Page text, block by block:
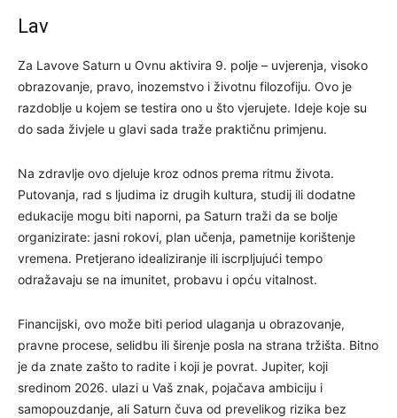
Lav
Za Lavove Saturn u Ovnu aktivira 9. polje – uvjerenja, visoko
obrazovanje, pravo, inozemstvo i životnu filozofiju. Ovo je
razdoblje u kojem se testira ono u što vjerujete. Ideje koje su
do sada živjele u glavi sada traže praktičnu primjenu.
Na zdravlje ovo djeluje kroz odnos prema ritmu života.
Putovanja, rad s ljudima iz drugih kultura, studij ili dodatne
edukacije mogu biti naporni, pa Saturn traži da se bolje
organizirate: jasni rokovi, plan učenja, pametnije korištenje
vremena. Pretjerano idealiziranje ili iscrpljujući tempo
odražavaju se na imunitet, probavu i opću vitalnost.
Financijski, ovo može biti period ulaganja u obrazovanje,
pravne procese, selidbu ili širenje posla na strana tržišta. Bitno
je da znate zašto to radite i koji je povrat. Jupiter, koji
sredinom 2026. ulazi u Vaš znak, pojačava ambiciju i
samopouzdanje, ali Saturn čuva od prevelikog rizika bez